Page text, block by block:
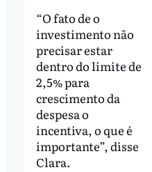
“O fato de o
investimento não
precisar estar
dentro do limite de
2,5% para
crescimento da
despesa o
incentiva, o que é
importante”, disse
Clara.